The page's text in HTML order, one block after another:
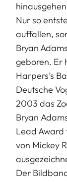
Nur so
auffallen,
Bryan
geboren. Er
Harpers’s
Deutsche
2003 das
Bryan
Lead Award
von Mickey
Der